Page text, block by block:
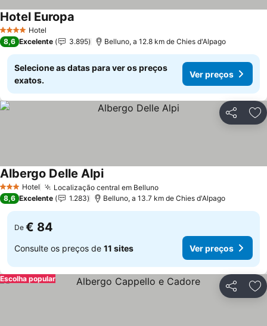
4 EstrelasHotel
Hotel Europa
8,6 Excelente 3.895 Belluno, a 12.8 km de Chies d'Alpago
Selecione as datas para ver os preços
exatos.
Ver preços
Partilhar
3 EstrelasHotel Localização central em Belluno
Albergo Delle Alpi
8,6 Excelente 1.283 Belluno, a 13.7 km de Chies d'Alpago
De € 84
Consulte os preços de 11 sites Ver preços
Partilhar
Escolha popular